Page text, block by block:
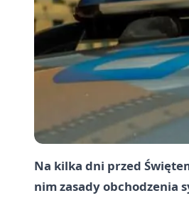
Na kilka dni przed
nim zasady obchodzenia